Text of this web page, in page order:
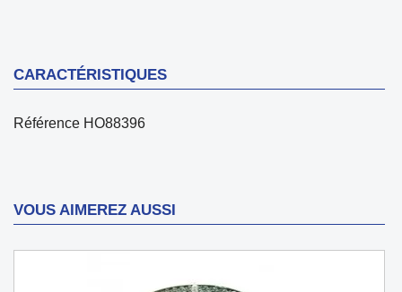
CARACTÉRISTIQUES
Référence HO88396
VOUS AIMEREZ AUSSI